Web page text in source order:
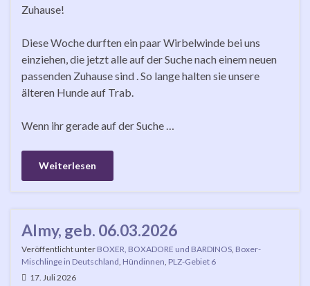
Zuhause!
Diese Woche durften ein paar Wirbelwinde bei uns
einziehen, die jetzt alle auf der Suche nach einem neuen
passenden Zuhause sind . So lange halten sie unsere
älteren Hunde auf Trab.
Wenn ihr gerade auf der Suche …
Weiterlesen
Almy, geb. 06.03.2026
Veröffentlicht unter BOXER, BOXADORE und BARDINOS Boxer-
Mischlinge in Deutschland Hündinnen PLZ-Gebiet 6
17. Juli 2026